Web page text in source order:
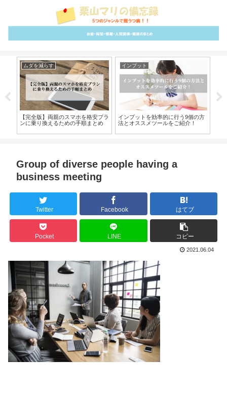
ムダを減らす
【完全版】両親のスマホを格安プラ
ンに乗り換えるための手順まとめ
インプット
インプットを効率的に行う9個の方
法とオススメツールをご紹介！
Group of diverse people having a
business meeting
Twitter Facebook はてブ
Pocket LINE コピー
2021.06.04